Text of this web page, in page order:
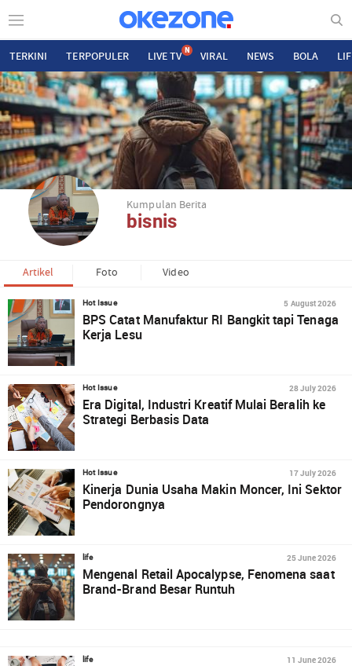
TERKINI TERPOPULER LIVE TV N VIRAL NEWS BOLA
Kumpulan Berita
bisnis
Artikel Foto Video
Hot Issue 5 August 2026
BPS Catat Manufaktur RI Bangkit tapi Tenaga
Kerja Lesu
Hot Issue 28 July 2026
Era Digital, Industri Kreatif Mulai Beralih ke
Strategi Berbasis Data
Hot Issue 17 July 2026
Kinerja Dunia Usaha Makin Moncer, Ini Sektor
Pendorongnya
life 25 June 2026
Mengenal Retail Apocalypse, Fenomena saat
Brand-Brand Besar Runtuh
life 11 June 2026